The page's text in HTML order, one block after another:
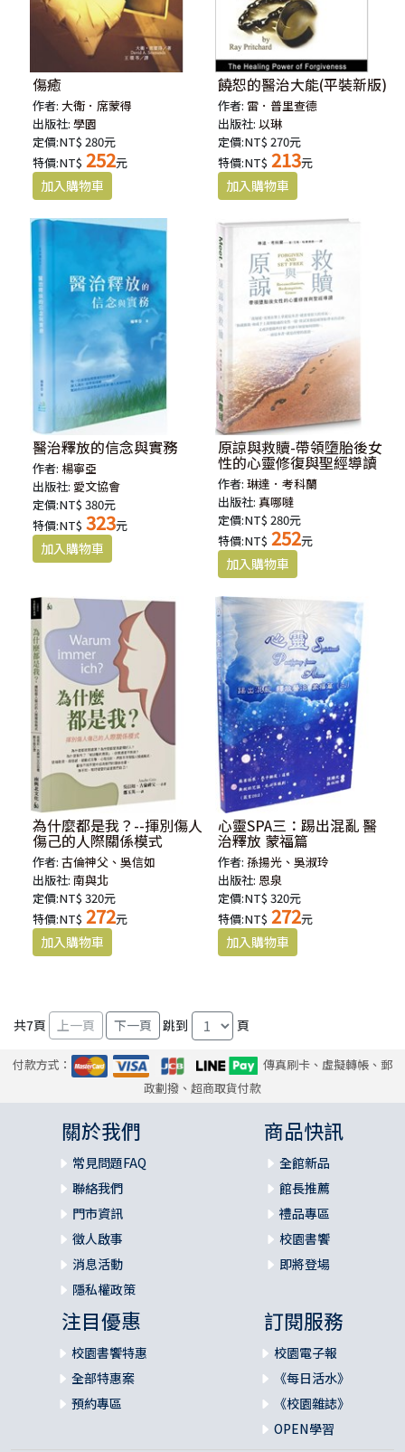
傷癒
作者:大衛．席蒙得
出版社:學園
定價:NT$ 280元
特價:NT$ 252元
饒恕的醫治大能(平裝新版)
作者: 雷．普里查德
出版社:以琳
定價:NT$ 270元
特價:NT$ 213元
醫治釋放的信念與實務
作者: 楊寧亞
出版社: 愛文協會
定價:NT$ 380元
特價:NT$ 323元
原諒與救贖-帶領墮胎後女
性的心靈修復與聖經導讀
作者:琳達．考科蘭
出版社:真哪噠
定價:NT$ 280元
特價:NT$ 252元
為什麼都是我？--揮別傷人
傷己的人際關係模式
作者:古倫神父、吳信如
出版社:南與北
定價:NT$ 320元
特價:NT$ 272元
心靈SPA三：踢出混亂 醫
治釋放 蒙福篇
作者:孫揚光、吳淑玲
出版社: 恩泉
定價:NT$ 320元
特價:NT$ 272元
共7頁 跳到 頁
付款方式：
傳真刷卡、虛擬轉帳、郵
政劃撥、超商取貨付款
關於我們
常見問題FAQ
聯絡我們
門市資訊
徵人啟事
消息活動
隱私權政策
商品快訊
全館新品
館長推薦
禮品專區
校園書饗
即將登場
注目優惠
校園書饗特惠
全部特惠案
預約專區
訂閱服務
校園電子報
《每日活水》
《校園雜誌》
OPEN學習